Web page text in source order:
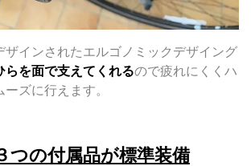
ザインされたエルゴノミックデザイング
らを面で支えてくれるので疲れにくくハ
ズに行えます。
つの付属品が標準装備